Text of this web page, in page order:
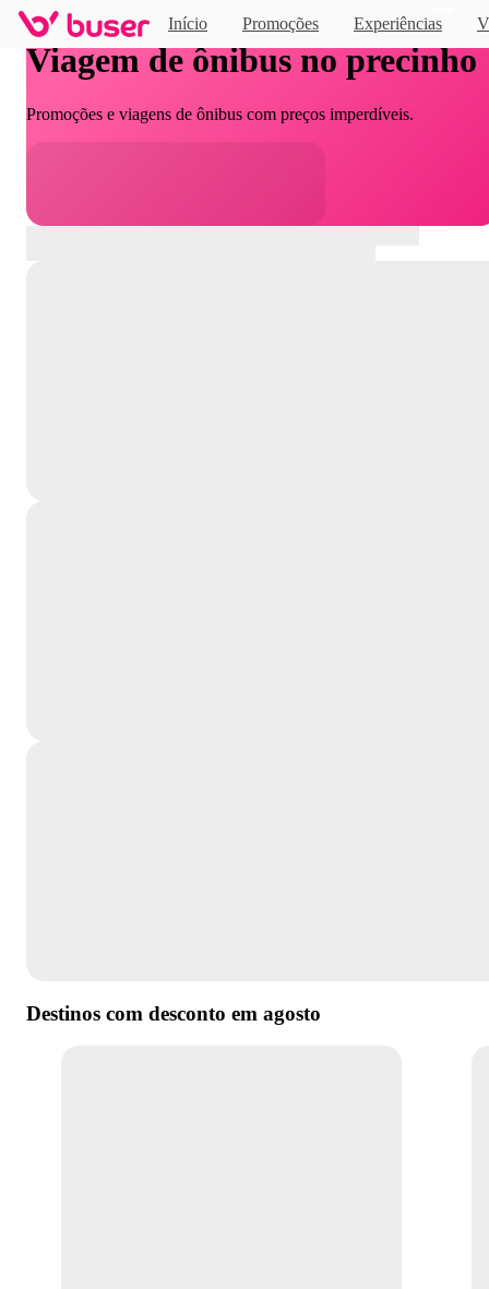
Início Promoções Experiências
Viagem de ônibus no precinho
Promoções e viagens de ônibus com preços imperdíveis.
Destinos com desconto em agosto